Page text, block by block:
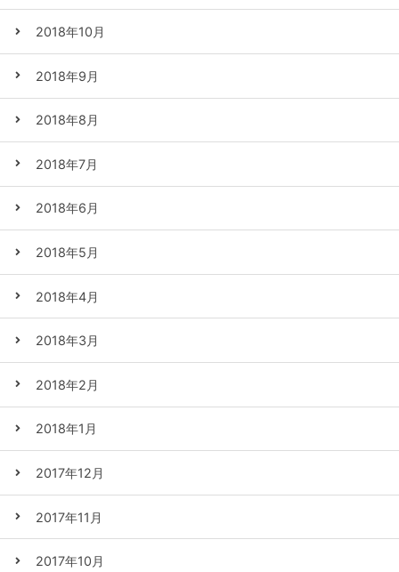
2018年10月
2018年9月
2018年8月
2018年7月
2018年6月
2018年5月
2018年4月
2018年3月
2018年2月
2018年1月
2017年12月
2017年11月
2017年10月